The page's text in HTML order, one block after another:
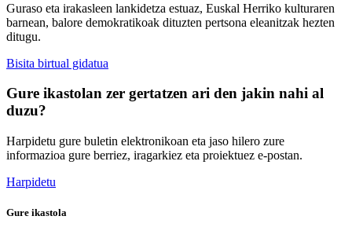
Guraso eta irakasleen lankidetza estuaz, Euskal Herriko kulturaren
barnean, balore demokratikoak dituzten pertsona eleanitzak hezten
ditugu.
Bisita birtual gidatua
Gure ikastolan zer gertatzen ari den jakin nahi al
duzu?
Harpidetu gure buletin elektronikoan eta jaso hilero zure
informazioa gure berriez, iragarkiez eta proiektuez e-postan.
Harpidetu
Gure ikastola